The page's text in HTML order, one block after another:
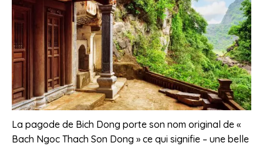
La pagode de Bich Dong porte son nom original de «
Bach Ngoc Thach Son Dong » ce qui signifie – une belle